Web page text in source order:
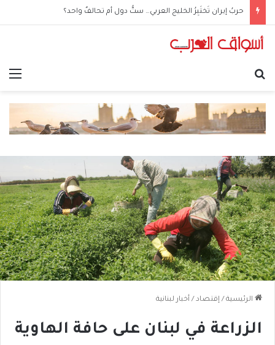
حربُ إيران تَختَبِرُ الخليج العربي… ستُّ دول أم تحالفٌ واحد؟
الرئيسية / إقتصاد / أخبار لبنانية
الزراعة في لبنان على حافة الهاوية